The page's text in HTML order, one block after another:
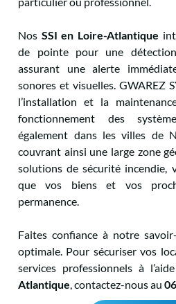
Nos SSI en Loire-Atlantique
de pointe pour une
assurant une alerte
sonores et visuelles. GWAREZ
l’installation et la
fonctionnement des
également dans les villes de
couvrant ainsi une large zone
solutions de sécurité incendie,
que vos biens et vos
permanence.
Faites confiance à notre
optimale. Pour sécuriser vos
services professionnels à
Atlantique, contactez-nous au